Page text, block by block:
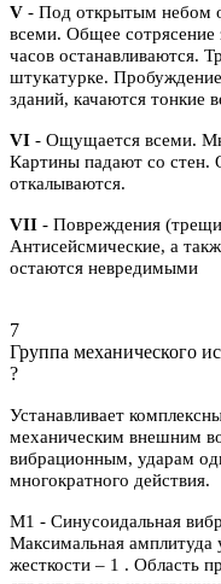
V - Под открытым небом
всеми. Общее сотрясение
часов останавливаются.
штукатурке.
зданий, качаются тонкие
VI - Ощущается всеми.
Картины падают со стен.
откалываются.
VII - Повреждения
Антисейсмические, а
остаются невредимыми
7
Группа механического
?
Устанавливает
механическим внешним
вибрационным, ударам
многократного действия.
М1 - Синусоидальная
Максимальная амплитуда
жесткости – 1 . Область